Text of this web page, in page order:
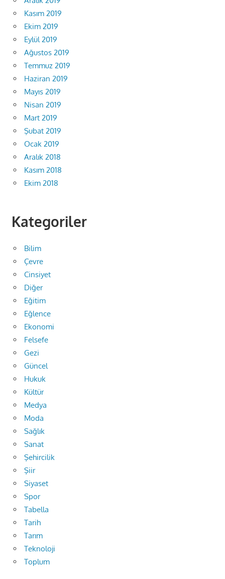
Kasım 2019
Ekim 2019
Eylül 2019
Ağustos 2019
Temmuz 2019
Haziran 2019
Mayıs 2019
Nisan 2019
Mart 2019
Şubat 2019
Ocak 2019
Aralık 2018
Kasım 2018
Ekim 2018
Kategoriler
Bilim
Çevre
Cinsiyet
Diğer
Eğitim
Eğlence
Ekonomi
Felsefe
Gezi
Güncel
Hukuk
Kültür
Medya
Moda
Sağlık
Sanat
Şehircilik
Şiir
Siyaset
Spor
Tabella
Tarih
Tarım
Teknoloji
Toplum